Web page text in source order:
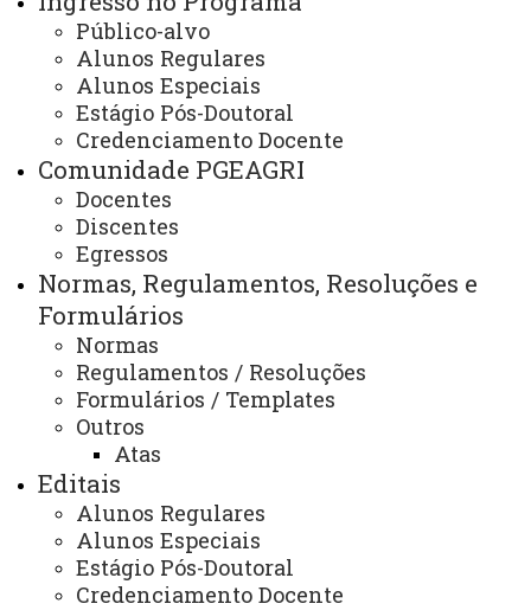
Público-alvo
Alunos Regulares
Alunos Especiais
Estágio Pós-Doutoral
Credenciamento Docente
Comunidade PGEAGRI
Docentes
Discentes
Egressos
Normas, Regulamentos, Resoluções e
Formulários
Normas
Regulamentos / Resoluções
Formulários / Templates
Outros
Atas
Editais
Alunos Regulares
Alunos Especiais
Estágio Pós-Doutoral
Credenciamento Docente
Parcerias / Convênios
DESTAQUES
Nosso Laboratorio de ESTATÍSTICA ESPACIAL-
LEE/Unioeste foi aceito como membro permanente da
Network de laboratorios de estatística no mundo,
coordenada pelo Laboratory for Interdisciplinary
Statistical Analysis-LISA, da University of Colorado
Boulder-USA (https://www.colorado.edu/lab/lisa/
PARCERIAS INTERNACIONAIS
Nossos docentes têm estabelecido parcerias científicas
e/ou tecnológicas com Instituições de Ensino e Pesquisa